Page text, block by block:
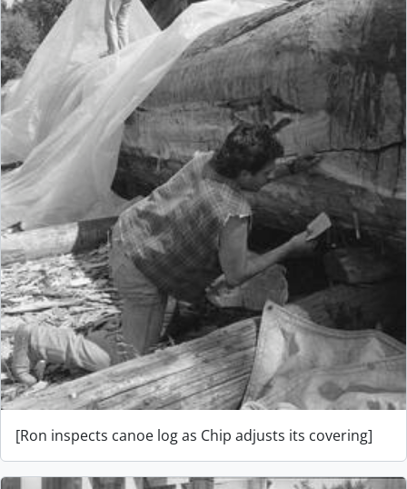
[Ron inspects canoe log as Chip adjusts its covering]